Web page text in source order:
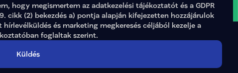
hogy megismertem az adatkezelési tájékoztatót és a GDPR
cikk (2) bekezdés a) pontja alapján kifejezetten hozzájárulok
hírlevélküldés és marketing megkeresés céljából kezelje a
foglaltak szerint.
Küldés